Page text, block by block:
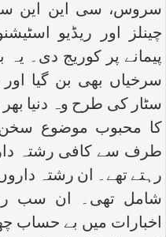
سروس، سی این این
چینلز اور ریڈیو
پیمانے پر کوریج دی۔
سرخیاں بھی بن گیا
سٹار کی طرح وہ دنیا
کا محبوب موضوع سخن
طرف سے کافی رشتہ
رہتے تھے۔ ان رشتہ
شامل تھی۔ ان سب
اخبارات میں بے حساب